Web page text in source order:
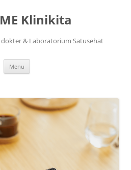
Klinikita
& Laboratorium Satusehat
Menu